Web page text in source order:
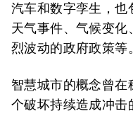
汽车和数字孪生，也
天气事件、气候变化
烈波动的政府政策等。
智慧城市的概念曾在
个破坏持续造成冲击